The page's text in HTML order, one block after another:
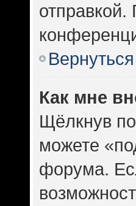
Как мне
Щёлкнув
можете
форума.